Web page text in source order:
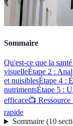
Sommaire
Qu'est-ce que la
visuelleÉtape 2 :
et nuisiblesÉtape 4 :
nutrimentsÉtape 5 :
efficace📺
rapide
Sommaire(10